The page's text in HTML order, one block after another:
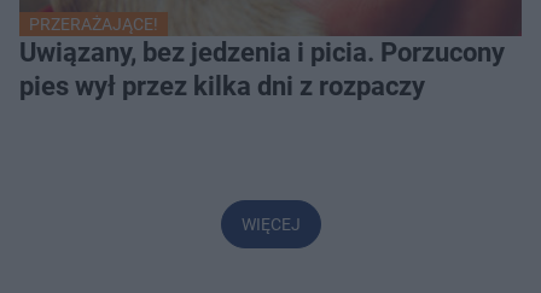
PRZERAŻAJĄCE!
Uwiązany, bez jedzenia i picia. Porzucony
pies wył przez kilka dni z rozpaczy
WIĘCEJ